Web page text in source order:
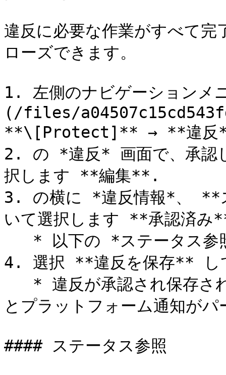
違反に必要な作業がすべて完
ローズできます。
1. 左側のナビゲーション
(/files/
**\[Protect]** → **違
2. の *違反* 画面で、承認
択します **編集**.
3. の横に *違反情報*、 **
いて選択します **承認済
4. 選択 **違反を保存** し
とプラットフォーム通知が
#### ステータス参照